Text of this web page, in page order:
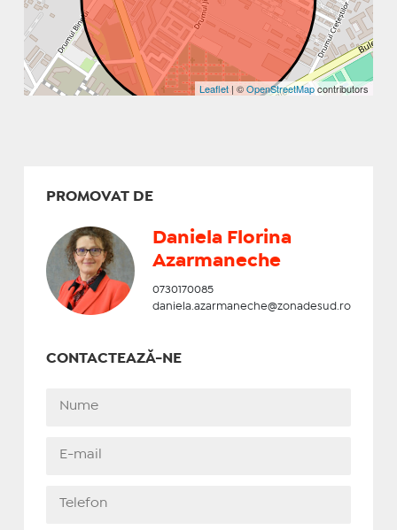
Leaflet| ©OpenStreetMapcontributors
PROMOVAT DE
Daniela Florina
Azarmaneche
0730170085
daniela.azarmaneche@zonadesud.ro
CONTACTEAZĂ-NE